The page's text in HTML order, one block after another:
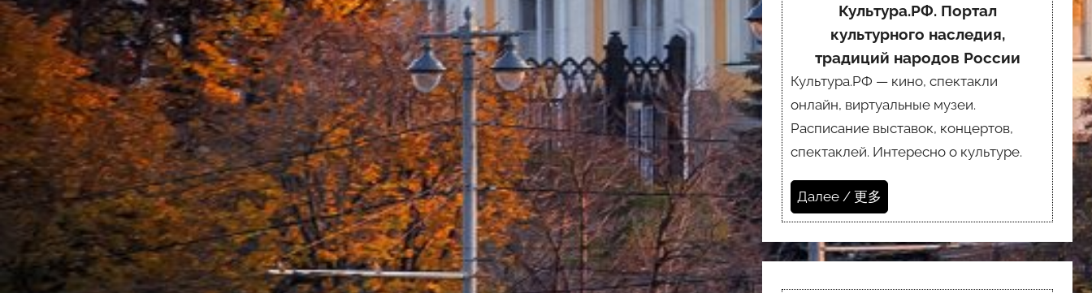
Культура.РФ. Портал
культурного наследия,
традиций народов России
Культура.РФ — кино, спектакли
онлайн, виртуальные музеи.
Расписание выставок, концертов,
спектаклей. Интересно о культуре.
Далее / 更多